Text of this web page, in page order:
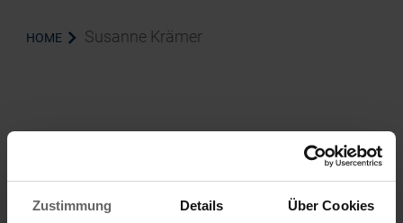
Zustimmung Details Über Cookies
HOME Susanne Krämer